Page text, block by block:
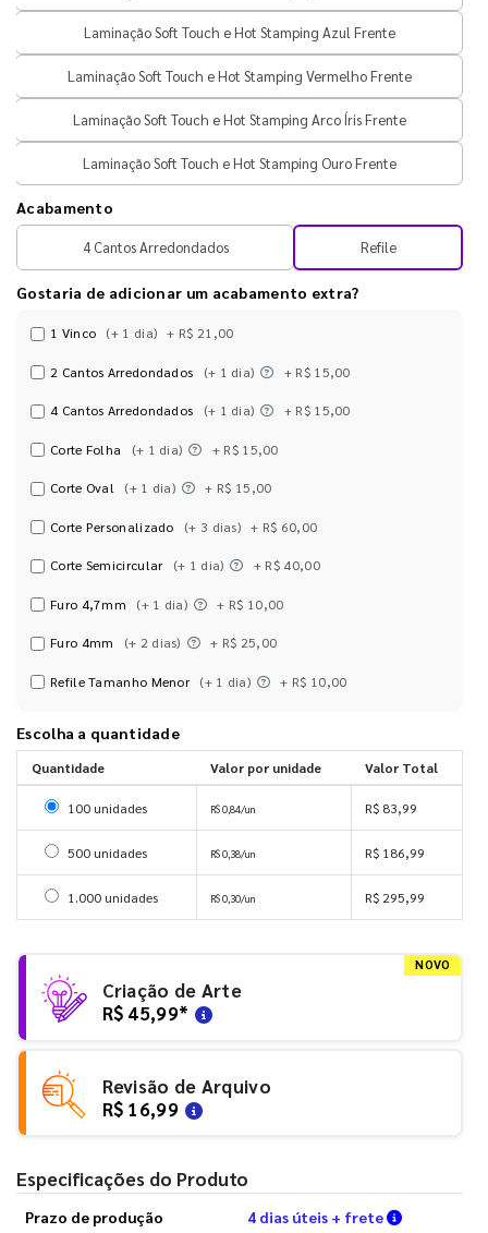
Laminação Soft Touch e Hot Stamping Azul Frente
Laminação Soft Touch e Hot Stamping Vermelho Frente
Laminação Soft Touch e Hot Stamping Arco Íris Frente
Laminação Soft Touch e Hot Stamping Ouro Frente
Acabamento
4 Cantos Arredondados Refile
Gostaria de adicionar um acabamento extra?
1 Vinco (+ 1 dia) + R$ 21,00
2 Cantos Arredondados (+ 1 dia) + R$ 15,00
4 Cantos Arredondados (+ 1 dia) + R$ 15,00
Corte Folha (+ 1 dia) + R$ 15,00
Corte Oval (+ 1 dia) + R$ 15,00
Corte Personalizado (+ 3 dias) + R$ 60,00
Corte Semicircular (+ 1 dia) + R$ 40,00
Furo 4,7mm (+ 1 dia) + R$ 10,00
Furo 4mm (+ 2 dias) + R$ 25,00
Refile Tamanho Menor (+ 1 dia) + R$ 10,00
Escolha a quantidade
Quantidade Valor por unidade Valor Total
Selecionar 100 unidades
100 unidades R$ 0,84/un R$ 83,99
Selecionar 500 unidades
500 unidades R$ 0,38/un R$ 186,99
Selecionar 1000 unidades
1.000 unidades R$ 0,30/un R$ 295,99
NOVO
Criação de Arte
R$ 45,99*
Revisão de Arquivo
R$ 16,99
Especificações do Produto
Prazo de produção 4 dias úteis + frete Verifique